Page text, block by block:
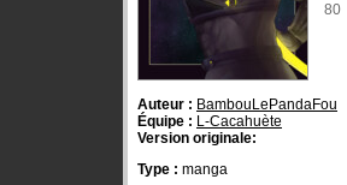
80
Auteur : BambouLePandaFou
Équipe : L-Cacahuète
Version originale:
Type : manga